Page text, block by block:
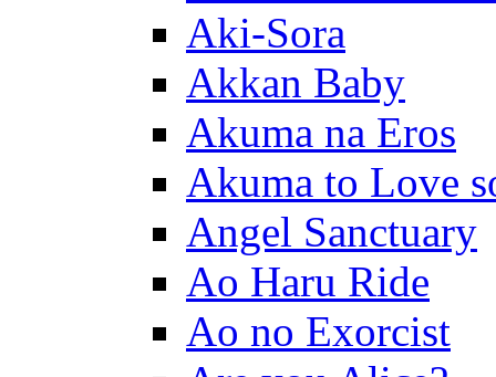
Aki-Sora
Akkan Baby
Akuma na Eros
Akuma to Love
Angel Sanctuary
Ao Haru Ride
Ao no Exorcist